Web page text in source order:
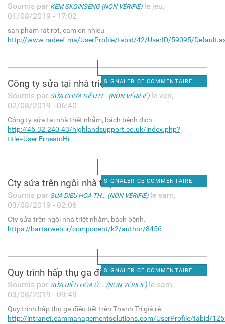
Soumis par KEM SKGINSENG (NON VÉRIFIÉ)le jeu,
01/08/2019 - 17:02
san pham rat rot, cam on nhieu
http://www.radeef.ma/UserProfile/tabid/42/UserID/59095/
SIGNALER CE COMMENTAIRE
Công ty sửa tại nhà triệt
Soumis par SỬA CHỮA ĐIỀU H... (NON VÉRIFIÉ)le ven,
02/08/2019 - 06:40
Công ty sửa tại nhà triệt nhằm, bách bệnh dịch.
http://46.32.240.43/highlandsupport.co.uk/index.php?
title=User:ErnestoHi...
SIGNALER CE COMMENTAIRE
Cty sửa trên ngôi nhà triệt
Soumis par SUA DIEU HOA TH... (NON VÉRIFIÉ)le sam,
03/08/2019 - 02:06
Cty sửa trên ngôi nhà triệt nhằm, bách bệnh.
https://bartarweb.ir/component/k2/author/8456
SIGNALER CE COMMENTAIRE
Quy trình hấp thụ ga điều
Soumis par SỬA ĐIỀU HÒA Ở ... (NON VÉRIFIÉ)le sam,
03/08/2019 - 09:49
Quy trình hấp thụ ga điều tiết trên Thanh Trì giá rẻ.
http://intranet.cammanagementsolutions.com/UserProfile/tabid/